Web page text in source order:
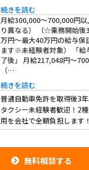
続きを読む
月給300,000～700,000円
り異なる） （☆乗務開始後
万円～最大40万円の給与保
ます※未経験者対象） 「給
了後」 月給217,048円～
（…
続きを読む
普通自動車免許を取得後3
タクシー未経験者歓迎！2
用を会社で全額負担します！
無料相談する